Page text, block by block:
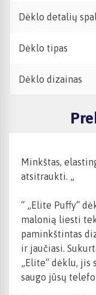
Dėklo detalių
Dėklo tipas
Dėklo dizainas
Minkštas,
atsitraukti. „
“ „Elite Puffy“
malonią liesti
paminkštintas
ir jaučiasi.
„Elite“ dėklu, jis
saugo jūsų